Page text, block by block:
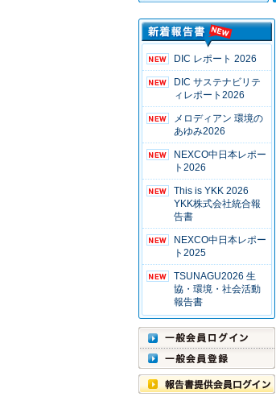
DIC レポート 2026
DIC サステナビリテ
ィレポート2026
メロディアン 環境の
あゆみ2026
NEXCO中日本レポー
ト2026
This is YKK 2026
YKK株式会社統合報
告書
NEXCO中日本レポー
ト2025
TSUNAGU2026 生
協・環境・社会活動
報告書